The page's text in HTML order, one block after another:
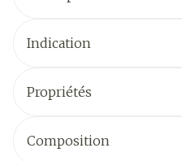
Indication
Propriétés
Composition